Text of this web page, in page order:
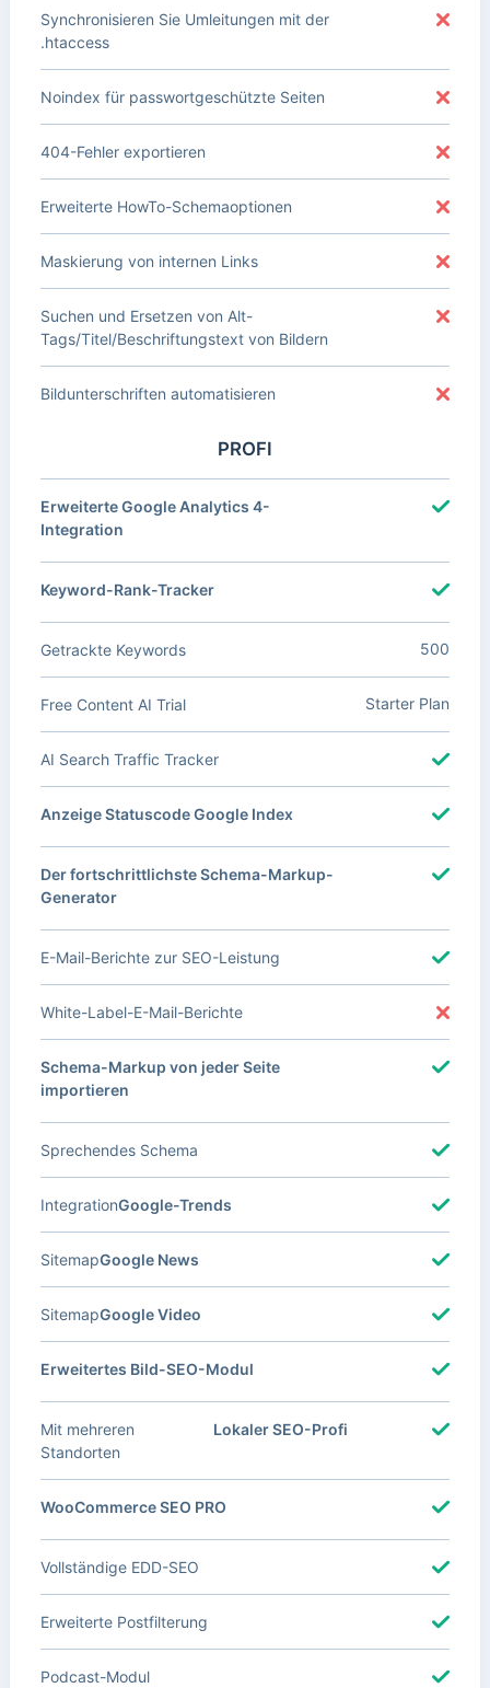
Synchronisieren Sie Umleitungen mit der
.htaccess
Noindex für passwortgeschützte Seiten
404-Fehler exportieren
Erweiterte HowTo-Schemaoptionen
Maskierung von internen Links
Suchen und Ersetzen von Alt-
Tags/Titel/Beschriftungstext von Bildern
Bildunterschriften automatisieren
PROFI
Erweiterte Google Analytics 4-
Integration
Keyword-Rank-Tracker
Getrackte Keywords 500
Free Content AI Trial Starter Plan
AI Search Traffic Tracker
Anzeige Statuscode Google Index
Der fortschrittlichste Schema-Markup-
Generator
E-Mail-Berichte zur SEO-Leistung
White-Label-E-Mail-Berichte
Schema-Markup von jeder Seite
importieren
Sprechendes Schema
Google-Trends
Integration
Google News
Sitemap
Google Video
Sitemap
Erweitertes Bild-SEO-Modul
Lokaler SEO-Profi
Mit mehreren
Standorten
WooCommerce SEO PRO
Vollständige EDD-SEO
Erweiterte Postfilterung
Podcast-Modul